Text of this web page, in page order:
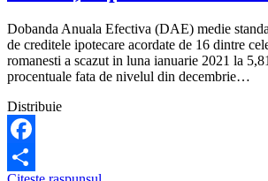
Dobanda Anuala Efectiva (DAE) medie
de creditele ipotecare acordate de 16 dintre
romanesti a scazut in luna ianuarie 2021 la
procentuale fata de nivelul din decembrie…
Distribuie
Facebook